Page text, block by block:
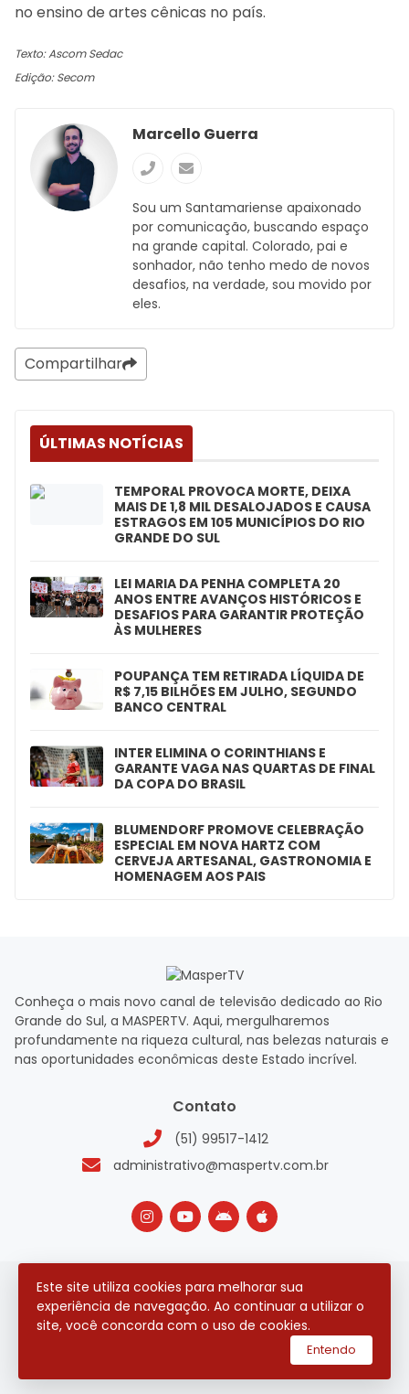
no ensino de artes cênicas no país.
Texto: Ascom Sedac
Edição: Secom
Marcello Guerra
Sou um Santamariense apaixonado
por comunicação, buscando espaço
na grande capital. Colorado, pai e
sonhador, não tenho medo de novos
desafios, na verdade, sou movido por
eles.
Compartilhar
ÚLTIMAS NOTÍCIAS
TEMPORAL PROVOCA MORTE, DEIXA
MAIS DE 1,8 MIL DESALOJADOS E CAUSA
ESTRAGOS EM 105 MUNICÍPIOS DO RIO
GRANDE DO SUL
LEI MARIA DA PENHA COMPLETA 20
ANOS ENTRE AVANÇOS HISTÓRICOS E
DESAFIOS PARA GARANTIR PROTEÇÃO
ÀS MULHERES
POUPANÇA TEM RETIRADA LÍQUIDA DE
R$ 7,15 BILHÕES EM JULHO, SEGUNDO
BANCO CENTRAL
INTER ELIMINA O CORINTHIANS E
GARANTE VAGA NAS QUARTAS DE FINAL
DA COPA DO BRASIL
BLUMENDORF PROMOVE CELEBRAÇÃO
ESPECIAL EM NOVA HARTZ COM
CERVEJA ARTESANAL, GASTRONOMIA E
HOMENAGEM AOS PAIS
Este site utiliza cookies para melhorar sua
experiência de navegação. Ao continuar a utilizar o
site, você concorda com o uso de cookies.
Entendo
Conheça o mais novo canal de televisão dedicado ao Rio
Grande do Sul, a MASPERTV. Aqui, mergulharemos
profundamente na riqueza cultural, nas belezas naturais e
nas oportunidades econômicas deste Estado incrível.
Contato
(51) 99517-1412
administrativo@maspertv.com.br
2026 © Todos os direitos reservados.